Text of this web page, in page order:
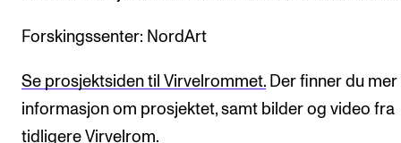
Forskingssenter: NordArt
Se prosjektsiden til Virvelrommet. Der finner du mer
informasjon om prosjektet, samt bilder og video fra
tidligere Virvelrom.